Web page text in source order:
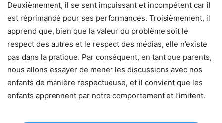
Deuxièmement, il se sent impuissant et incompétent car il
est réprimandé pour ses performances. Troisièmement, il
apprend que, bien que la valeur du problème soit le
respect des autres et le respect des médias, elle n’existe
pas dans la pratique. Par conséquent, en tant que parents,
nous allons essayer de mener les discussions avec nos
enfants de manière respectueuse, et il convient que les
enfants apprennent par notre comportement et l’imitent.